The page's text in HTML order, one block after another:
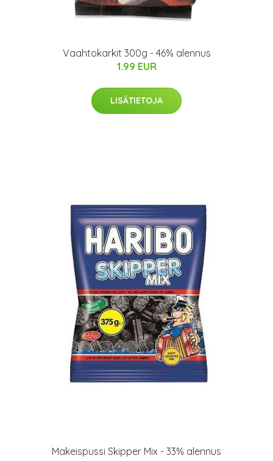
Vaahtokarkit 300g - 46% alennus
1.99 EUR
LISÄTIETOJA
Makeispussi Skipper Mix - 33% alennus